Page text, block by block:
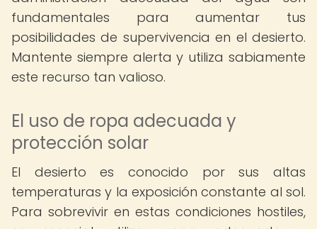
fundamentales para aumentar tus
posibilidades de supervivencia en el desierto.
Mantente siempre alerta y utiliza sabiamente
este recurso tan valioso.
El uso de ropa adecuada y
protección solar
El desierto es conocido por sus altas
temperaturas y la exposición constante al sol.
Para sobrevivir en estas condiciones hostiles,